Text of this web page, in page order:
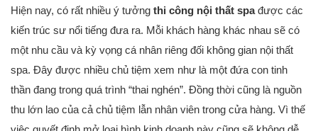
Hiện nay, có rất nhiều ý tưởng thi công nội thất spađược các
kiến trúc sư nổi tiếng đưa ra. Mỗi khách hàng khác nhau sẽ có
một nhu cầu và kỳ vọng cá nhân riêng đối không gian nội thất
spa. Đây được nhiều chủ tiệm xem như là một đứa con tinh
thần đang trong quá trình “thai nghén”. Đồng thời cũng là nguồn
thu lớn lao của cả chủ tiệm lẫn nhân viên trong cửa hàng. Vì thế